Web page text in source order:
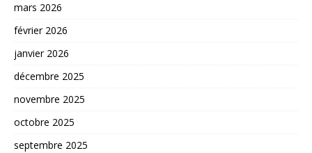
mars 2026
février 2026
janvier 2026
décembre 2025
novembre 2025
octobre 2025
septembre 2025